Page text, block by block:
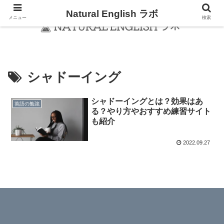
シャドーイング
英語の勉強
シャドーイングとは？効果はあ
る？やり方やおすすめ練習サイト
も紹介
2022.09.27
メニュー Natural English ラボ 検索